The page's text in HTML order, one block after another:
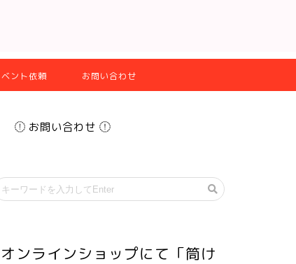
ント依頼 お問い合わせ
お問い合わせ
オンラインショップにて「筒け